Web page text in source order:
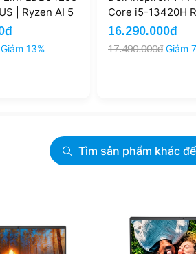
| Ryzen AI 5
AMD
Graphics 14''
(New)
Giảm 13%
Core i5-13420H
SSD 1TB 14'' 2.5K
(New)
16.290.000đ
17.490.000đ Giảm
Tìm sản phẩm khác